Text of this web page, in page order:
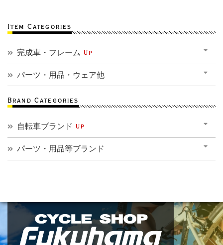
Item Categories
完成車・フレーム Up
パーツ・用品・ウェア他
Brand Categories
自転車ブランド Up
パーツ・用品等ブランド